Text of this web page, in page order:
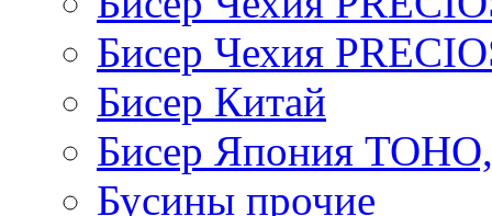
Бисер Чехия
Бисер Китай
Бисер Япония
Бусины прочие